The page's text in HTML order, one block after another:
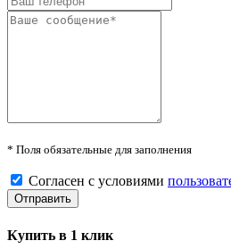
* Поля обязательные для заполнения
Согласен с условиями
Купить в 1 клик